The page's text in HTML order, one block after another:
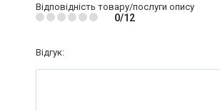
Відповідність товару/послуги опису
0/12
Відгук: